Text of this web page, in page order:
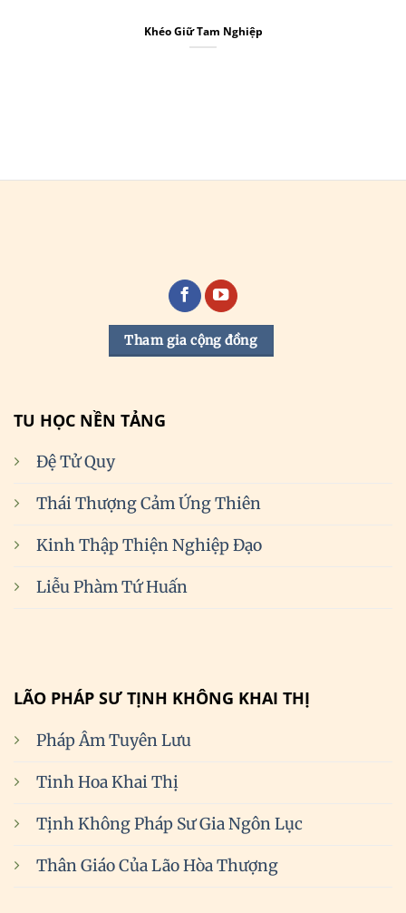
Khéo Giữ Tam Nghiệp
Tham gia cộng đồng
TU HỌC NỀN TẢNG
Đệ Tử Quy
Thái Thượng Cảm Ứng Thiên
Kinh Thập Thiện Nghiệp Đạo
Liễu Phàm Tứ Huấn
LÃO PHÁP SƯ TỊNH KHÔNG KHAI THỊ
Pháp Âm Tuyên Lưu
Tinh Hoa Khai Thị
Tịnh Không Pháp Sư Gia Ngôn Lục
Thân Giáo Của Lão Hòa Thượng